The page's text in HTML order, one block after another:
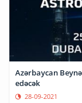
Azərbaycan
edəcək
28-09-2021